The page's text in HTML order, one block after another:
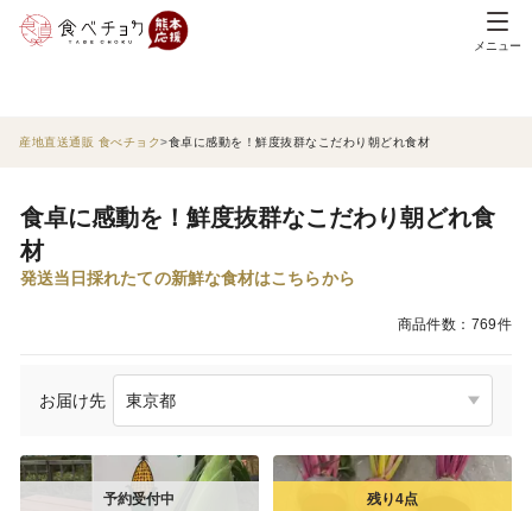
メニュー
産地直送通販 食べチョク 食卓に感動を！鮮度抜群なこだわり朝どれ食材
食卓に感動を！鮮度抜群なこだわり朝どれ食
材
発送当日採れたての新鮮な食材はこちらから
商品件数：769件
お届け先